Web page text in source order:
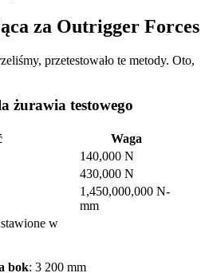
za Outrigger Forces
przetestowało te metody. Oto,
żurawia testowego
Waga
140,000 N
430,000 N
1,450,000,000 N-
mm
w
bok: 3 200 mm